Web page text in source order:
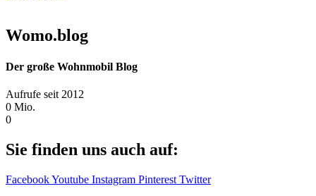
Womo.blog
Der große Wohnmobil Blog​
Aufrufe seit 2012
0 Mio.
0
Sie finden uns auch auf:
FacebookYoutube Instagram Pinterest Twitter